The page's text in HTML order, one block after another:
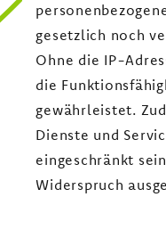
gesetzlich noch
Ohne die IP-
die
gewährleistet.
Dienste und
eingeschränkt
Widerspruch